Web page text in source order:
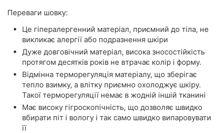
Переваги шовку:
Це гіпералергенний матеріал, приємний до тіла, не
викликає алергії або подразнення шкіри
Дуже довговічний матеріал, висока зносостійкість
протягом десятків років не втрачає колір і форму.
Відмінна терморегуляція матеріалу, що зберігає
тепло взимку, а влітку приємно охолоджує шкіру.
Такої терморегуляції немає в жодній іншій тканині
Має високу гігроскопічність, що дозволяє швидко
вбирати піт і вологу і так само швидко випаровувати
її